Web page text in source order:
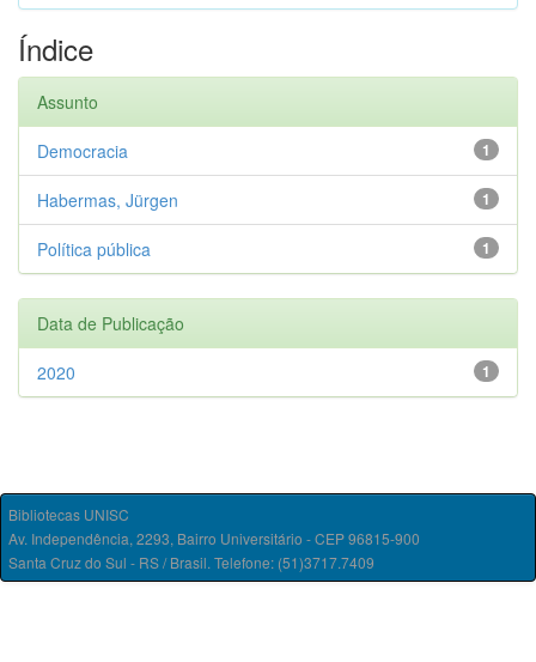
Índice
Assunto
1
Democracia
1
Habermas, Jürgen
1
Política pública
Data de Publicação
1
2020
Bibliotecas UNISC
Av. Independência, 2293, Bairro Universitário - CEP 96815-900
Santa Cruz do Sul - RS / Brasil. Telefone: (51)3717.7409